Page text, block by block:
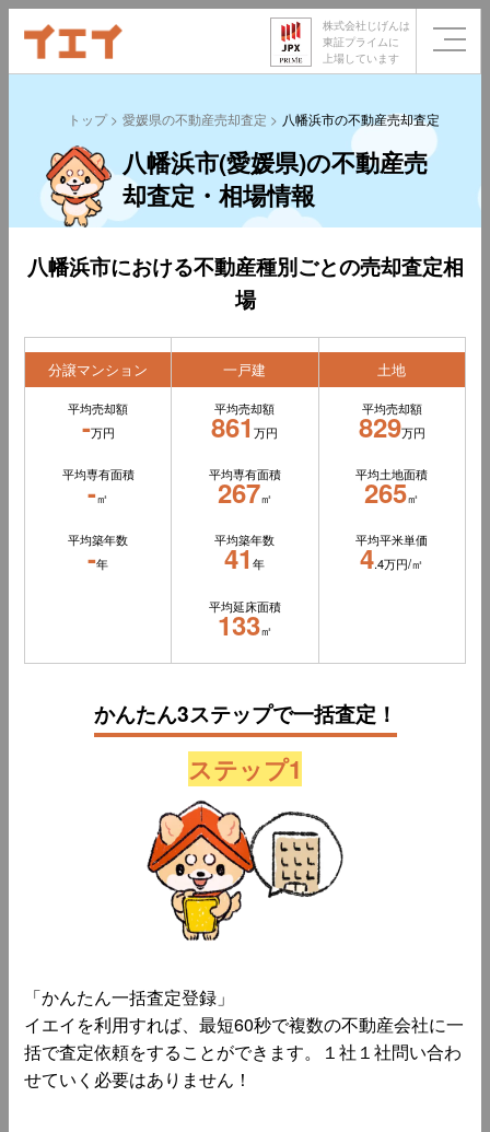
株式会社じげんは
東証プライムに
上場しています
トップ 愛媛県の不動産売却査定 八幡浜市の不動産売却査定
八幡浜市(愛媛県)の不動産売
却査定・相場情報
八幡浜市における不動産種別ごとの売却査定相
場
分譲マンション
平均売却額
-万円
平均専有面積
-㎡
平均築年数
-年
一戸建
平均売却額
861万円
平均専有面積
267㎡
平均築年数
41年
平均延床面積
133㎡
土地
平均売却額
829万円
平均土地面積
265㎡
平均平米単価
4.4万円/㎡
かんたん3ステップで一括査定！
ステップ1
「かんたん一括査定登録」
イエイを利用すれば、最短60秒で複数の不動産会社に一
括で査定依頼をすることができます。１社１社問い合わ
せていく必要はありません！